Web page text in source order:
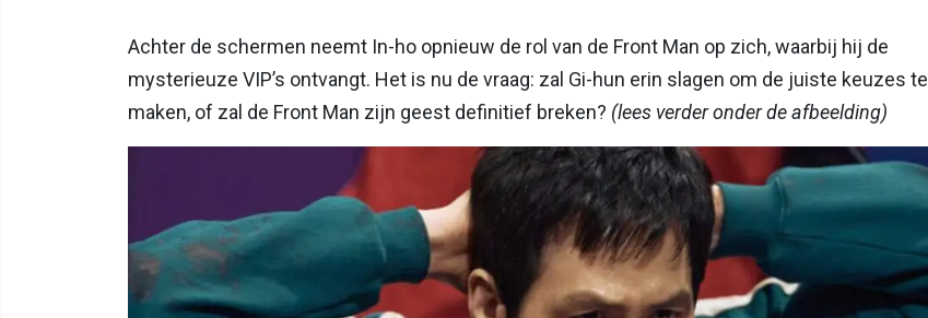
Achter de schermen neemt In-ho opnieuw de rol van de Front Man op zich, waarbij hij de
mysterieuze VIP’s ontvangt. Het is nu de vraag: zal Gi-hun erin slagen om de juiste keuzes te
maken, of zal de Front Man zijn geest definitief breken? (lees verder onder de afbeelding)